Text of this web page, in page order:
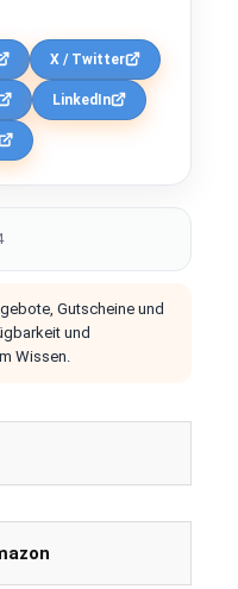
X / Twitter
LinkedIn
Gutscheine und
und
Wissen.